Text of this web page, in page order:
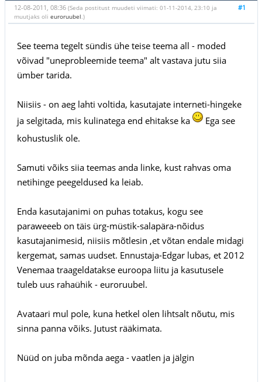
#1
12-08-2011, 08:36 (Seda postitust muudeti viimati: 01-11-2014, 23:10 ja
muutjaks oli euroruubel .)
See teema tegelt sündis ühe teise teema all - moded
võivad "uneprobleemide teema" alt vastava jutu siia
ümber tarida.
Niisiis - on aeg lahti voltida, kasutajate interneti-hingeke
ja selgitada, mis kulinatega end ehitakse ka
Ega see
kohustuslik ole.
Samuti võiks siia teemas anda linke, kust rahvas oma
netihinge peegeldused ka leiab.
Enda kasutajanimi on puhas totakus, kogu see
paraweeeb on täis ürg-müstik-salapära-nõidus
kasutajanimesid, niisiis mõtlesin ,et võtan endale midagi
kergemat, samas uudset. Ennustaja-Edgar lubas, et 2012
Venemaa traageldatakse euroopa liitu ja kasutusele
tuleb uus rahaühik - euroruubel.
Avataari mul pole, kuna hetkel olen lihtsalt nõutu, mis
sinna panna võiks. Jutust rääkimata.
Nüüd on juba mõnda aega - vaatlen ja jälgin